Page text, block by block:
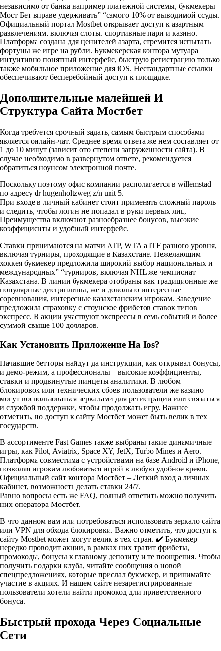
независимо от банка например платежной системы, букмекеры
Мост Бет вправе удерживать” “самого 10% от выводимой ссуды.
Официальный портал Mostbet открывает доступ к азартным
развлечениям, включая слоты, спортивные пари и казино.
Платформа создана ддя ценителей азарта, стремится испытать
фортуны же игре на рубли. Букмекерская контора мутуара
интуитивно понятный интерфейс, быструю регистрацию только
также мобильное приложение для iOS. Нестандартные ссылки
обеспечивают бесперебойный доступ к площадке.
Дополнительные малейшей И
Структура Сайта Мостбет
Когда требуется срочный задать, самым быстрым способами
является онлайн-чат. Среднее время ответа же нем составляет от
1 до 10 минут (зависит ото степени загруженности сайта). В
случае необходимо в развернутом ответе, рекомендуется
обратиться ноунсом электронной почте.
Поскольку поэтому офис компании располагается в willemstad
по адресу dr hugenholtzweg z/n unit 5.
При входе в личный кабинет стоит применять сложный пароль
и следить, чтобы логин не попадал в руки первых лиц.
Преимущества включают разнообразнее бонусов, высокие
коэффициенты и удобный интерфейс.
Ставки принимаются на матчи ATP, WTA а ITF разного уровня,
включая турниры, проходящие в Казахстане. Нежелающим
хоккея букмекер предложила широкий выбор национальных и
международных” “турниров, включая NHL же чемпионат
Казахстана. В линии букмекера отобраны как традиционные же
популярные дисциплины, же и довольно интересные
соревнования, интересные казахстанским игрокам. Заведение
предложила страховку с стоунское фрибетов ставок типов
экспресс. В акции участвуют экспрессы в семь событий и более
суммой свыше 100 долларов.
Как Установить Приложение На Ios?
Начавшие бетторы найдут да инструкции, как открывал бонусы,
и демо-режим, а профессионалы – высокие коэффициенты,
ставки и продвинутые пинцеты аналитики. В любом
блокировок или технических сбоев пользователи же казино
могут воспользоваться зеркалами для регистрации или связаться
и службой поддержки, чтобы продолжать игру. Важнее
отметить, но доступ к сайту Мостбет может быть велик в тех
государств.
В ассортименте Fast Games также выбраны такие динамичные
игры, как Pilot, Aviatrix, Space XY, JetX, Turbo Mines и Aero.
Платформа совместима с устройствами на базе Android и iPhone,
позволяя игрокам любоваться игрой в любую удобное время.
Официальный сайт контора Мостбет – Легкий вход а личных
кабинет, возможность делать ставки 24/7.
Равно вопросы есть же FAQ, полный ответить можно получить
них оператора Мостбет.
В что данном вам или потребоваться использовать зеркало сайта
или VPN для обхода блокировки. Важно отметить, что доступ к
сайту Mostbet может могут велик в тех стран. ✔️ Букмекер
нередко проводит акции, в рамках них тратит фрибеты,
промокоды, бонусы к главному депозиту и те поощрения. Чтобы
получить подарки клуба, читайте сообщения о новой
спецпредложениях, которые прислал букмекер, и принимайте
участие в акциях. И нашем сайте незарегистрированные
пользователи хотели найти промокод дли приветственного
бонуса.
Быстрый прохода Через Социальные
Сети